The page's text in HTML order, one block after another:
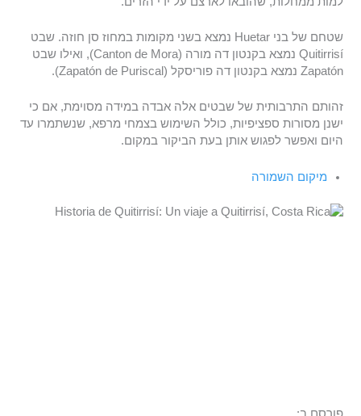
שטחם של בני Huetar נמצא בשני מקומות במחוז סן חוזה. שבט
Quitirrisí נמצא בקנטון דה מורה (Canton de Mora), ואילו שבט
Zapatón נמצא בקנטון דה פוריסקל (Zapatón de Puriscal).
זהותם התרבותית של שבטים אלה אבדה במידה מסוימת, אם כי
ישנן מסורות ספציפיות, כולל השימוש בצמחי מרפא, שנשתמרו עד
היום ואפשר לפגוש אותן בעת הביקור במקום.
מיקום השמורה
פורסם ב: